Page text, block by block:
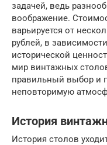
задачей, ведь
воображение.
варьируется от
рублей, в
исторической
мир винтажных
правильный выбор и
неповторимую
История
История столов